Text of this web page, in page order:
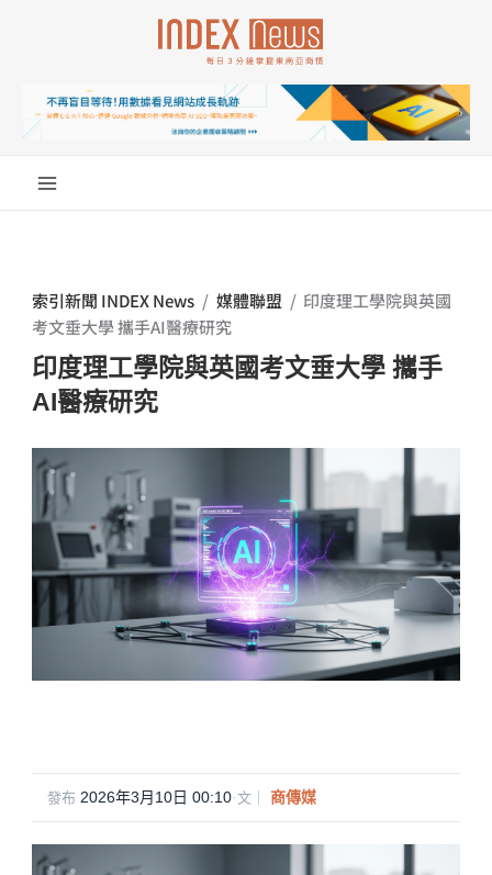
索引新聞 INDEX News / 媒體聯盟 / 印度理工學院與英國
考文垂大學 攜手AI醫療研究
印度理工學院與英國考文垂大學 攜手
AI醫療研究
發布 2026年3月10日 00:10·文｜ 商傳媒